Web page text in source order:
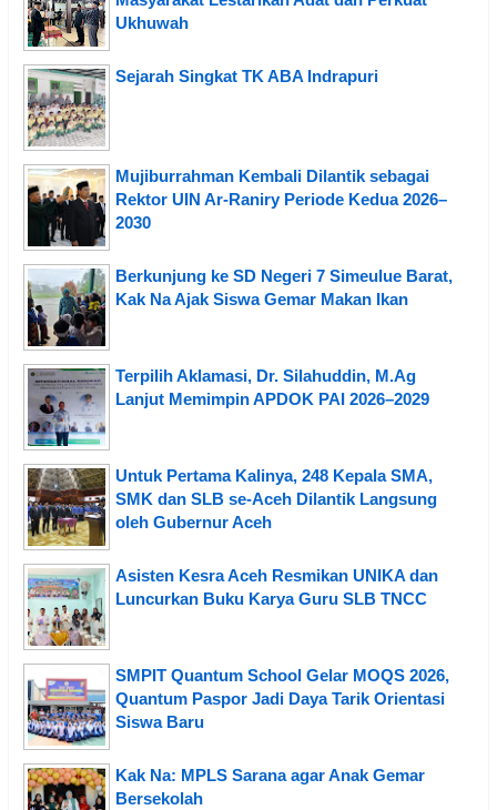
Ukhuwah
Sejarah Singkat TK ABA Indrapuri
Mujiburrahman Kembali Dilantik sebagai
Rektor UIN Ar-Raniry Periode Kedua 2026–
2030
Berkunjung ke SD Negeri 7 Simeulue Barat,
Kak Na Ajak Siswa Gemar Makan Ikan
Terpilih Aklamasi, Dr. Silahuddin, M.Ag
Lanjut Memimpin APDOK PAI 2026–2029
Untuk Pertama Kalinya, 248 Kepala SMA,
SMK dan SLB se-Aceh Dilantik Langsung
oleh Gubernur Aceh
Asisten Kesra Aceh Resmikan UNIKA dan
Luncurkan Buku Karya Guru SLB TNCC
SMPIT Quantum School Gelar MOQS 2026,
Quantum Paspor Jadi Daya Tarik Orientasi
Siswa Baru
Kak Na: MPLS Sarana agar Anak Gemar
Bersekolah